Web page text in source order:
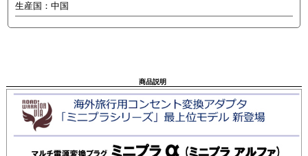
生産国：中国
商品説明